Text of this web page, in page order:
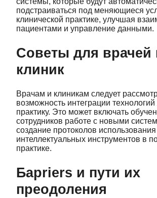
подстраиваться под меняющиеся
клинической практике, улучшая
пациентами и управление данными.
Советы для врачей
клиник
Врачам и клиникам следует
возможность интеграции
практику. Это может включать
сотрудников работе с новыми
создание протоколов использования
интеллектуальных инструментов в
практике.
Барriers и пути их
преодоления